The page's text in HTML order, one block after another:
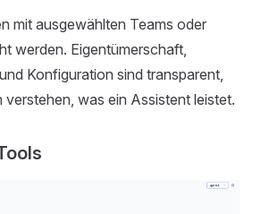
mit ausgewählten Teams oder
werden. Eigentümerschaft,
Konfiguration sind transparent,
verstehen, was ein Assistent leistet.